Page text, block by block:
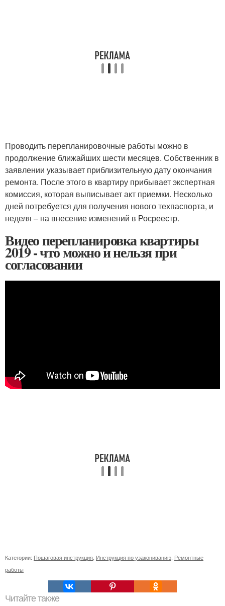
Проводить перепланировочные работы можно в
продолжение ближайших шести месяцев. Собственник в
заявлении указывает приблизительную дату окончания
ремонта. После этого в квартиру прибывает экспертная
комиссия, которая выписывает акт приемки. Несколько
дней потребуется для получения нового техпаспорта, и
неделя – на внесение изменений в Росреестр.
Видео перепланировка квартиры
2019 - что можно и нельзя при
согласовании
Категории: Пошаговая инструкция, Инструкция по узакониванию, Ремонтные
работы
Читайте также